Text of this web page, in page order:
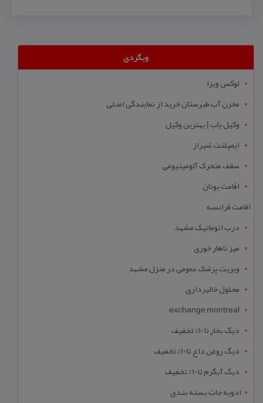
وبگردی
لوکس ویزا
مخزن آب طبرستان خرید از نمایندگی اصلی
وکیل یاب | بهترین وکیل
ایمپلنت شیراز
سقف متحرک آلومینیومی
اقامت یونان
اقامت فرانسه
درب اتوماتیک مشهد
میز ناهار خوری
ویزیت پزشک عمومی در منزل مشهد
محلول خالبرداری
exchange montreal
دیگ بخار تا 10% تخفیف
دیگ روغن داغ تا 10% تخفیف
دیگ آبگرم تا 10% تخفیف
ادویه جات بسته بندی